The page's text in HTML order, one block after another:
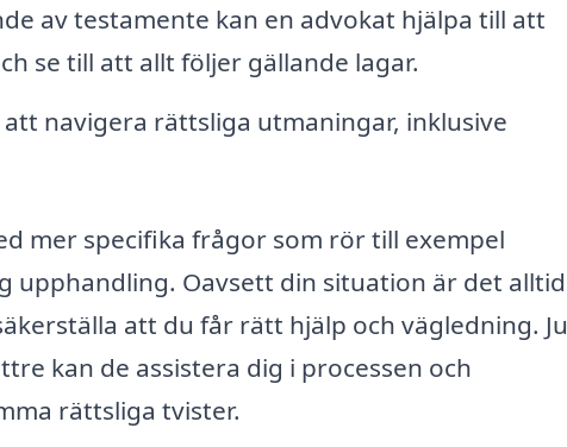
av testamente kan en advokat hjälpa till att
se till att allt följer gällande lagar.
navigera rättsliga utmaningar, inklusive
mer specifika frågor som rör till exempel
Oavsett din situation är det alltid
att du får rätt hjälp och vägledning. Ju
kan de assistera dig i processen och
rättsliga tvister.